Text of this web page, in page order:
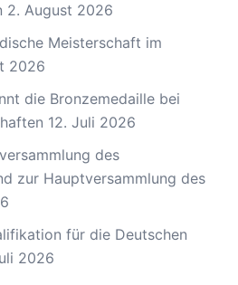
2. August 2026
Meisterschaft im
2026
die Bronzemedaille bei
12. Juli 2026
des
zur Hauptversammlung des
für die Deutschen
2026